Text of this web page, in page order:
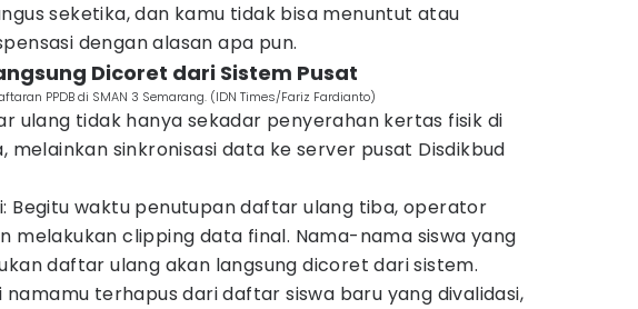
seketika, dan kamu tidak bisa menuntut atau
dengan alasan apa pun.
Dicoret dari Sistem Pusat
PPDB di SMAN 3 Semarang. (IDN Times/Fariz Fardianto)
ulang tidak hanya sekadar penyerahan kertas fisik di
melainkan sinkronisasi data ke server pusat Disdikbud
Begitu waktu penutupan daftar ulang tiba, operator
melakukan clipping data final. Nama-nama siswa yang
daftar ulang akan langsung dicoret dari sistem.
namamu terhapus dari daftar siswa baru yang divalidasi,